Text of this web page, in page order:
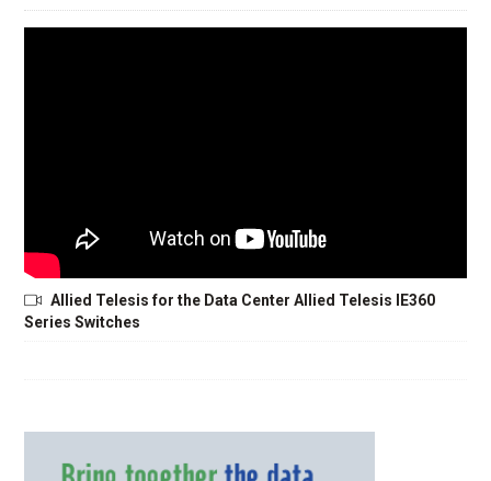
Allied Telesis for the Data Center Allied Telesis IE360
Series Switches